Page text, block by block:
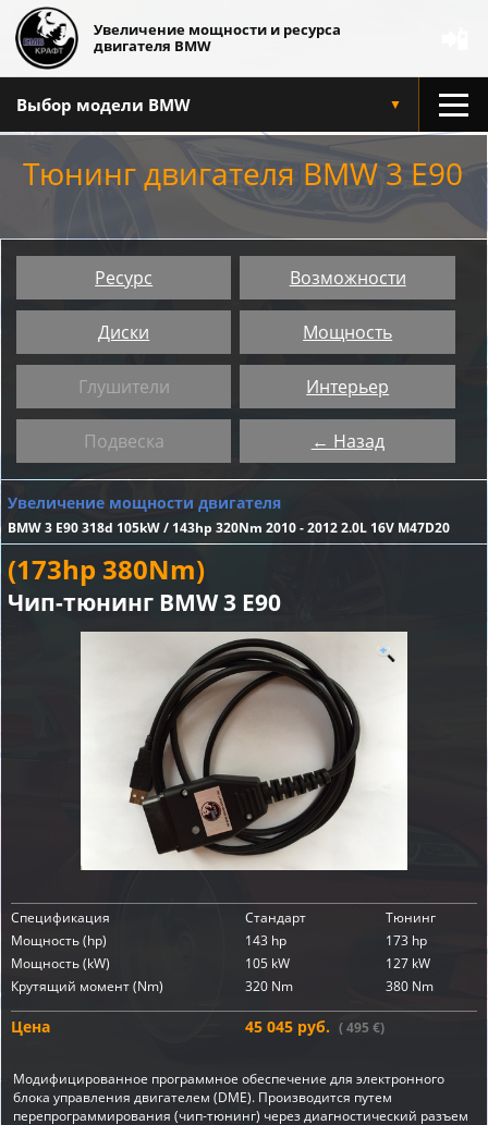
Увеличение мощности и ресурса
двигателя BMW
Выбор модели BMW ▼
Тюнинг двигателя BMW 3 E90
Ресурс Возможности
Диски Мощность
Глушители Интерьер
Подвеска ← Назад
Увеличение мощности двигателя
BMW 3 E90 318d 105kW / 143hp 320Nm 2010 - 2012 2.0L 16V M47D20
(173hp 380Nm)
Чип-тюнинг BMW 3 E90
Спецификация Стандарт
Тюнинг
Мощность (hp)
143 hp
173 hp
Мощность (kW)
105 kW
127 kW
Крутящий момент (Nm)
320 Nm 380 Nm
Цена 45 045 руб. ( 495 €)
Модифицированное программное обеспечение для электронного
блока управления двигателем (DME). Производится путем
перепрограммирования (чип-тюнинг) через диагностический разъем